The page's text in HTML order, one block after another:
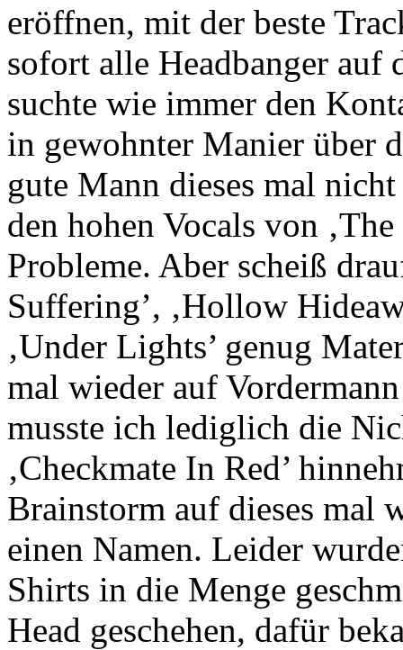
eröffnen, mit der beste
sofort alle Headbanger
suchte wie immer den
in gewohnter Manier über
gute Mann dieses mal
den hohen Vocals von
Probleme. Aber scheiß
Suffering’, ‚Hollow
‚Under Lights’ genug
mal wieder auf
musste ich lediglich die
‚Checkmate In Red’
Brainstorm auf dieses mal
einen Namen. Leider
Shirts in die Menge
Head geschehen, dafür